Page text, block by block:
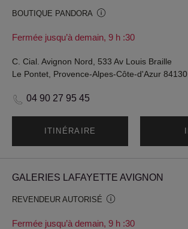
BOUTIQUE PANDORA
Fermée jusqu’à demain, 9 h :30
C. Cial. Avignon Nord, 533 Av Louis Braille
Le Pontet, Provence-Alpes-Côte-d'Azur 84130
04 90 27 95 45
ITINÉRAIRE
GALERIES LAFAYETTE AVIGNON
REVENDEUR AUTORISÉ
Fermée jusqu’à demain, 9 h :30